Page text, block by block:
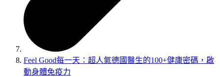
Feel Good每一天：超人氣德國醫生的100+健康密碼，啟
動身體免疫力